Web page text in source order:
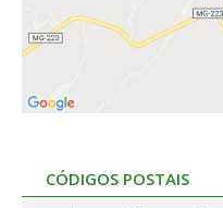
CÓDIGOS POSTAIS